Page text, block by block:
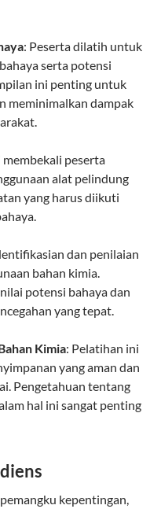
: Peserta dilatih untuk
serta potensi
ini penting untuk
meminimalkan dampak
peserta
alat pelindung
yang harus diikuti
dan penilaian
bahan kimia.
potensi bahaya dan
yang tepat.
Kimia: Pelatihan ini
yang aman dan
Pengetahuan tentang
hal ini sangat penting
kepentingan,